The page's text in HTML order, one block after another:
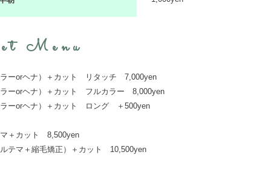
Menu
ラーorヘナ）＋カット リタッチ 7,000yen
ラーorヘナ）＋カット フルカラー 8,000yen
ラーorヘナ）＋カット ロング ＋500yen
＋カット 8,500yen
ルテマ＋縮毛矯正）＋カット 10,500yen